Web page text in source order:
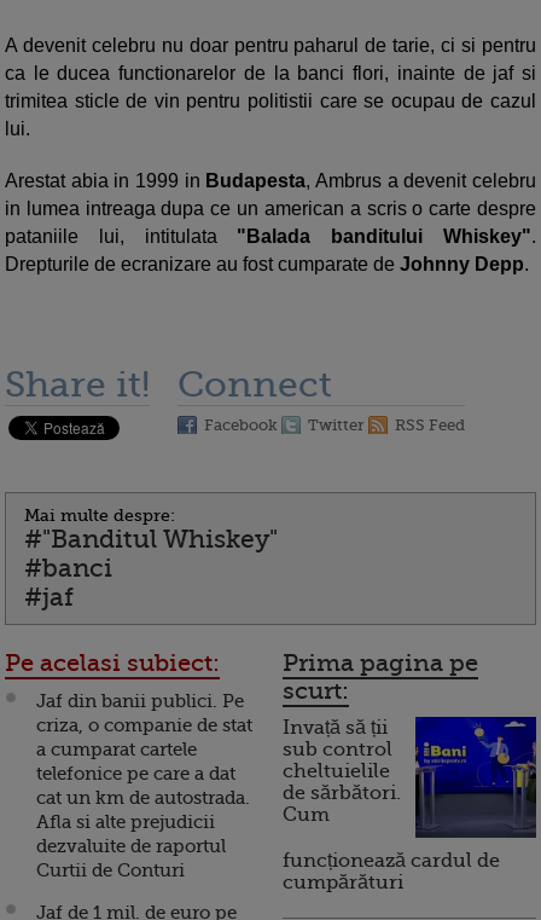
A devenit celebru nu doar pentru paharul de tarie, ci si pentru
ca le ducea functionarelor de la banci flori, inainte de jaf si
trimitea sticle de vin pentru politistii care se ocupau de cazul
lui.
Arestat abia in 1999 in Budapesta, Ambrus a devenit celebru
in lumea intreaga dupa ce un american a scris o carte despre
pataniile lui, intitulata "Balada banditului Whiskey".
Drepturile de ecranizare au fost cumparate de Johnny Depp.
Share it! Connect
Facebook Twitter RSS Feed
Mai multe despre:
#"Banditul Whiskey"
#banci
#jaf
Pe acelasi subiect:
Jaf din banii publici. Pe
criza, o companie de stat
a cumparat cartele
telefonice pe care a dat
cat un km de autostrada.
Afla si alte prejudicii
dezvaluite de raportul
Curtii de Conturi
Jaf de 1 mil. de euro pe
Prima pagina pe
scurt:
Invață să ții
sub control
cheltuielile
de sărbători.
Cum
funcționează cardul de
cumpărături